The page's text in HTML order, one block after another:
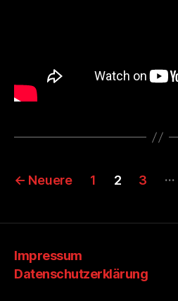
Beiträge
← Neuere 1 2 3 …
Impressum
Datenschutzerklärung